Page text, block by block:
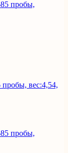
пробы, вес:4,54,